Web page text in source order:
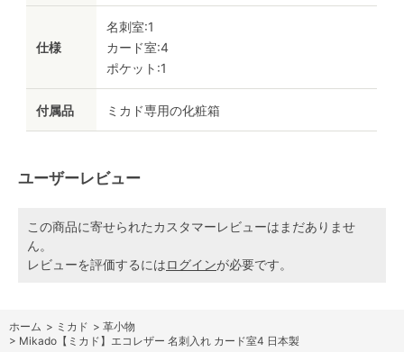
仕様
名刺室:1
カード室:4
ポケット:1
付属品 ミカド専用の化粧箱
ユーザーレビュー
この商品に寄せられたカスタマーレビューはまだありませ
ん。
レビューを評価するにはログインが必要です。
ホーム > ミカド > 革小物
> Mikado【ミカド】エコレザー 名刺入れ カード室4 日本製